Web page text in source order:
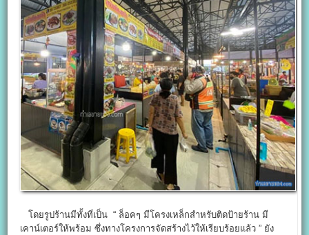
โดยรูปร้านมีทั้งที่เป็น “ ล็อคๆ มีโครงเหล็กสำหรับติดป้ายร้าน มี
เคาน์เตอร์ให้พร้อม ซึ่งทางโครงการจัดสร้างไว้ให้เรียบร้อยแล้ว ” ยัง